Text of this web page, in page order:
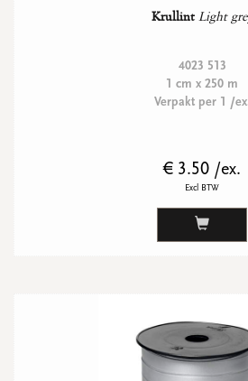
Krullint Light
4023 513
1 cm x 250 m
Verpakt per 1 /
€ 3.50 /ex.
Excl BTW